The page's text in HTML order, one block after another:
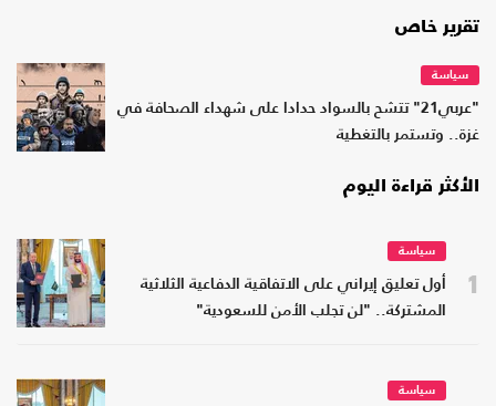
تقرير خاص
سياسة
"عربي21" تتشح بالسواد حدادا على شهداء الصحافة في
غزة.. وتستمر بالتغطية
الأكثر قراءة اليوم
1
سياسة
أول تعليق إيراني على الاتفاقية الدفاعية الثلاثية
المشتركة.. "لن تجلب الأمن للسعودية"
سياسة